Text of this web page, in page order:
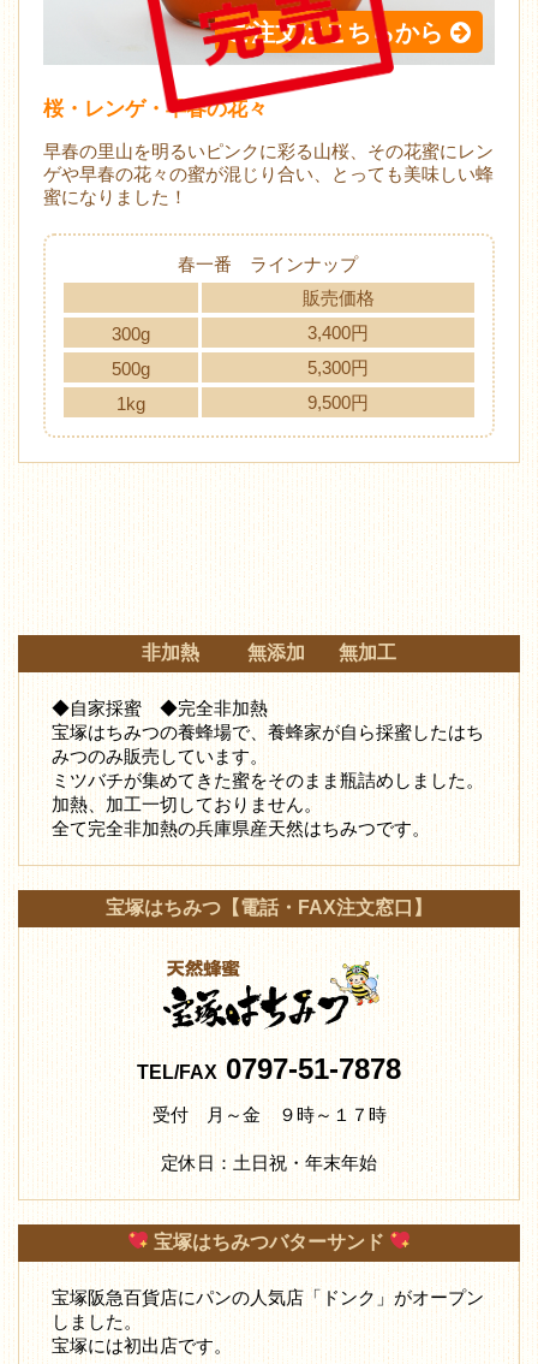
ご注文はこちらから
桜・レンゲ・早春の花々
早春の里山を明るいピンクに彩る山桜、その花蜜にレン
ゲや早春の花々の蜜が混じり合い、とっても美味しい蜂
蜜になりました！
春一番 ラインナップ
販売価格
300g
3,400円
500g
5,300円
1kg
9,500円
非加熱 無添加 無加工
◆自家採蜜 ◆完全非加熱
宝塚はちみつの養蜂場で、養蜂家が自ら採蜜したはち
みつのみ販売しています。
ミツバチが集めてきた蜜をそのまま瓶詰めしました。
加熱、加工一切しておりません。
全て完全非加熱の兵庫県産天然はちみつです。
宝塚はちみつ【電話・FAX注文窓口】
TEL/FAX0797-51-7878
受付 月～金 ９時～１７時
定休日：土日祝・年末年始
宝塚はちみつバターサンド
宝塚阪急百貨店にパンの人気店「ドンク」がオープン
しました。
宝塚には初出店です。